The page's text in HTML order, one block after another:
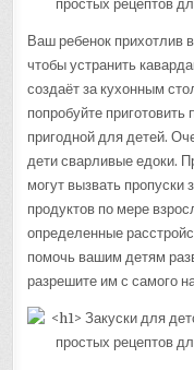
Ваш ребенок прихотлив
чтобы устранить
создаёт за кухонным
попробуйте
пригодной для детей.
дети сварливые едоки.
могут вызвать пропуски
продуктов по мере
определенные
помочь вашим детям
разрешите им с самого